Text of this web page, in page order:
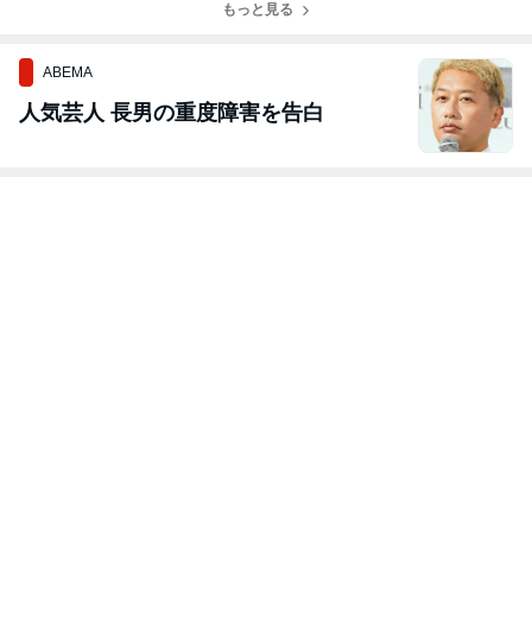
できる『とろ玉
もっと見る
ABEMA
人気芸人 長男の重度障害を告白